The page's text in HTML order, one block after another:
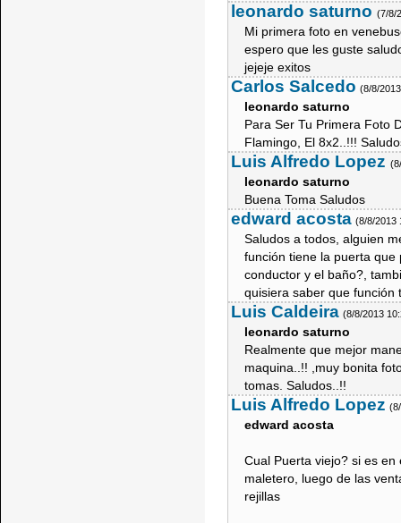
leonardo saturno(7/8/
Mi primera foto en
espero que les guste
jejeje exitos
Carlos Salcedo (8/8/
leonardo saturno
Para Ser Tu Primera Foto
Flamingo, El 8x2..!!!
Luis Alfredo Lopez
leonardo saturno
Buena Toma Saludos
edward acosta (8/8/2013
Saludos a todos, alguien
función tiene la puerta
conductor y el baño?,
quisiera saber que función
Luis Caldeira (8/8/2013
leonardo saturno
Realmente que mejor
maquina..!! ,muy bonita
tomas. Saludos..!!
Luis Alfredo Lopez
edward acosta
Cual Puerta viejo? si es
maletero, luego de las
rejillas